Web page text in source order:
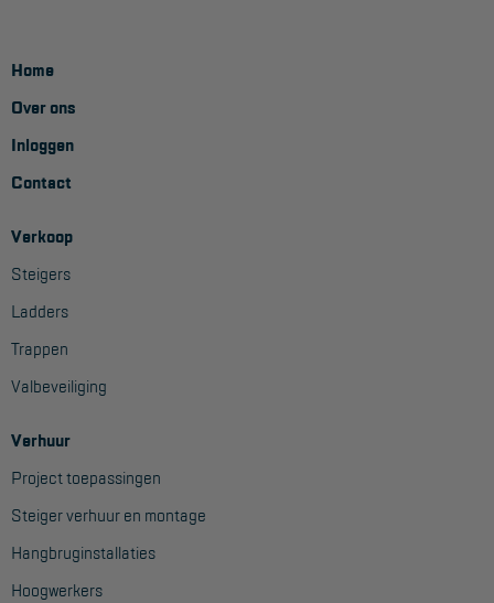
Steigers
Valbeveiliging
Aanmelden Inspectiewekker
OVER ONS
Vestigingen
Dealers
Werken bij ons
Product video's
Blog
SUPPORT
Home
Over ons
Inloggen
Contact
Verkoop
Steigers
Ladders
Trappen
Valbeveiliging
Verhuur
Project toepassingen
Steiger verhuur en montage
Hangbruginstallaties
Hoogwerkers